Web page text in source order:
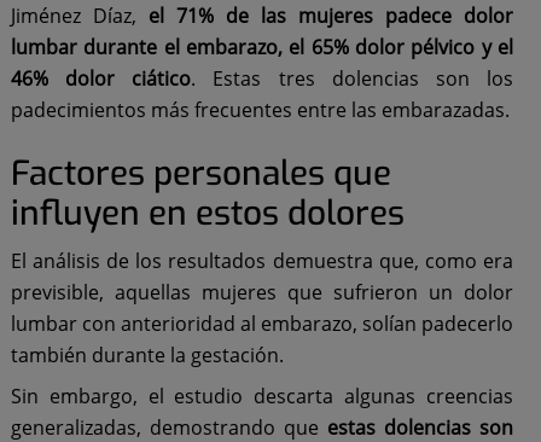
Jiménez Díaz, el 71% de las mujeres padece dolor
lumbar durante el embarazo, el 65% dolor pélvico y el
46% dolor ciático. Estas tres dolencias son los
padecimientos más frecuentes entre las embarazadas.
Factores personales que
influyen en estos dolores
El análisis de los resultados demuestra que, como era
previsible, aquellas mujeres que sufrieron un dolor
lumbar con anterioridad al embarazo, solían padecerlo
también durante la gestación.
Sin embargo, el estudio descarta algunas creencias
generalizadas, demostrando que estas dolencias son